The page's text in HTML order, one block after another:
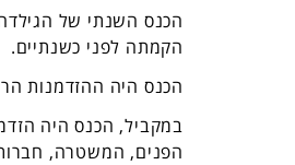
הקמתה לפני כשנתיים.
הכנס היה ההזדמנות
במקביל, הכנס היה
הפנים, המשטרה, חברות